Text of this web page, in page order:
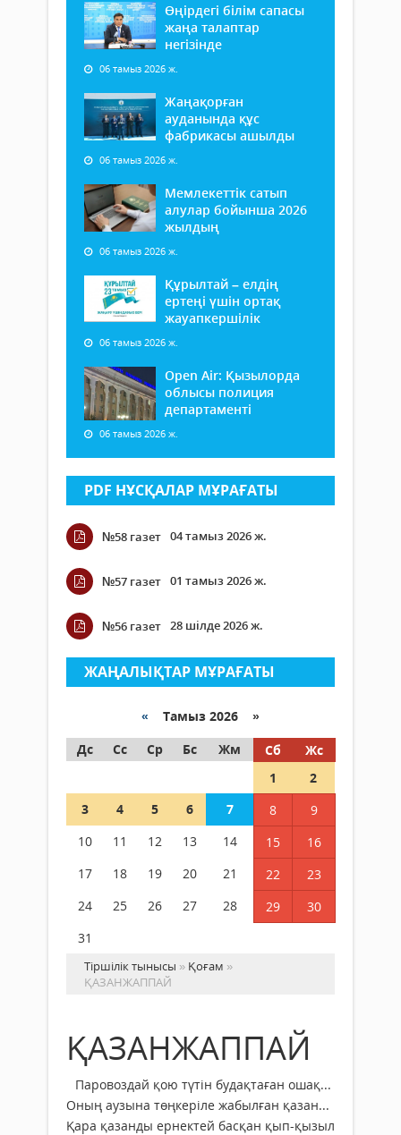
Өңірдегі білім сапасы
жаңа талаптар
негізінде
06 тамыз 2026 ж.
Жаңақорған
ауданында құс
фабрикасы ашылды
06 тамыз 2026 ж.
Мемлекеттік сатып
алулар бойынша 2026
жылдың
06 тамыз 2026 ж.
Құрылтай – елдің
ертеңі үшін ортақ
жауапкершілік
06 тамыз 2026 ж.
Open Air: Қызылорда
облысы полиция
департаменті
06 тамыз 2026 ж.
PDF НҰСҚАЛАР МҰРАҒАТЫ
№58 газет 04 тамыз 2026 ж.
№57 газет 01 тамыз 2026 ж.
№56 газет 28 шілде 2026 ж.
ЖАҢАЛЫҚТАР МҰРАҒАТЫ
« Тамыз 2026 »
Дс
Сс Ср Бс Жм Сб
Жс
1
2
3
4 5 6 7 8
9
10
11 12 13 14 15
16
17
18 19 20 21 22
23
24
25 26 27 28 29
30
31
Тіршілік тынысы » Қоғам »
ҚАЗАНЖАППАЙ
ҚАЗАНЖАППАЙ
Паровоздай қою түтін будақтаған ошақ...
Оның аузына төңкеріле жабылған қазан...
Қара қазанды ернектей басқан қып-қызыл